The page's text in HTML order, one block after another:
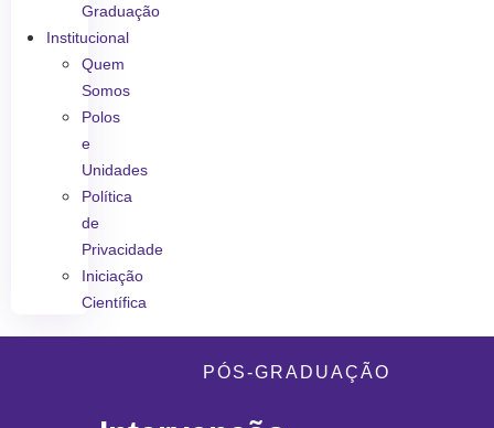
Graduação
Institucional
Quem
Somos
Polos
e
Unidades
Política
de
Privacidade
Iniciação
Científica
PÓS-GRADUAÇÃO